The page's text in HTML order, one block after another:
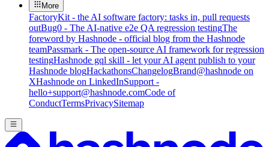
More
FactoryKit - the AI software factory: tasks in, pull requests
outBug0 - The AI-native e2e QA regression testingThe
foreword by Hashnode - official blog from the Hashnode
teamPassmark - The open-source AI framework for regression
testingHashnode gql skill - let your AI agent publish to your
Hashnode blogHackathonsChangelogBrand@hashnode on
XHashnode on LinkedInSupport -
hello+support@hashnode.comCode of
ConductTermsPrivacySitemap